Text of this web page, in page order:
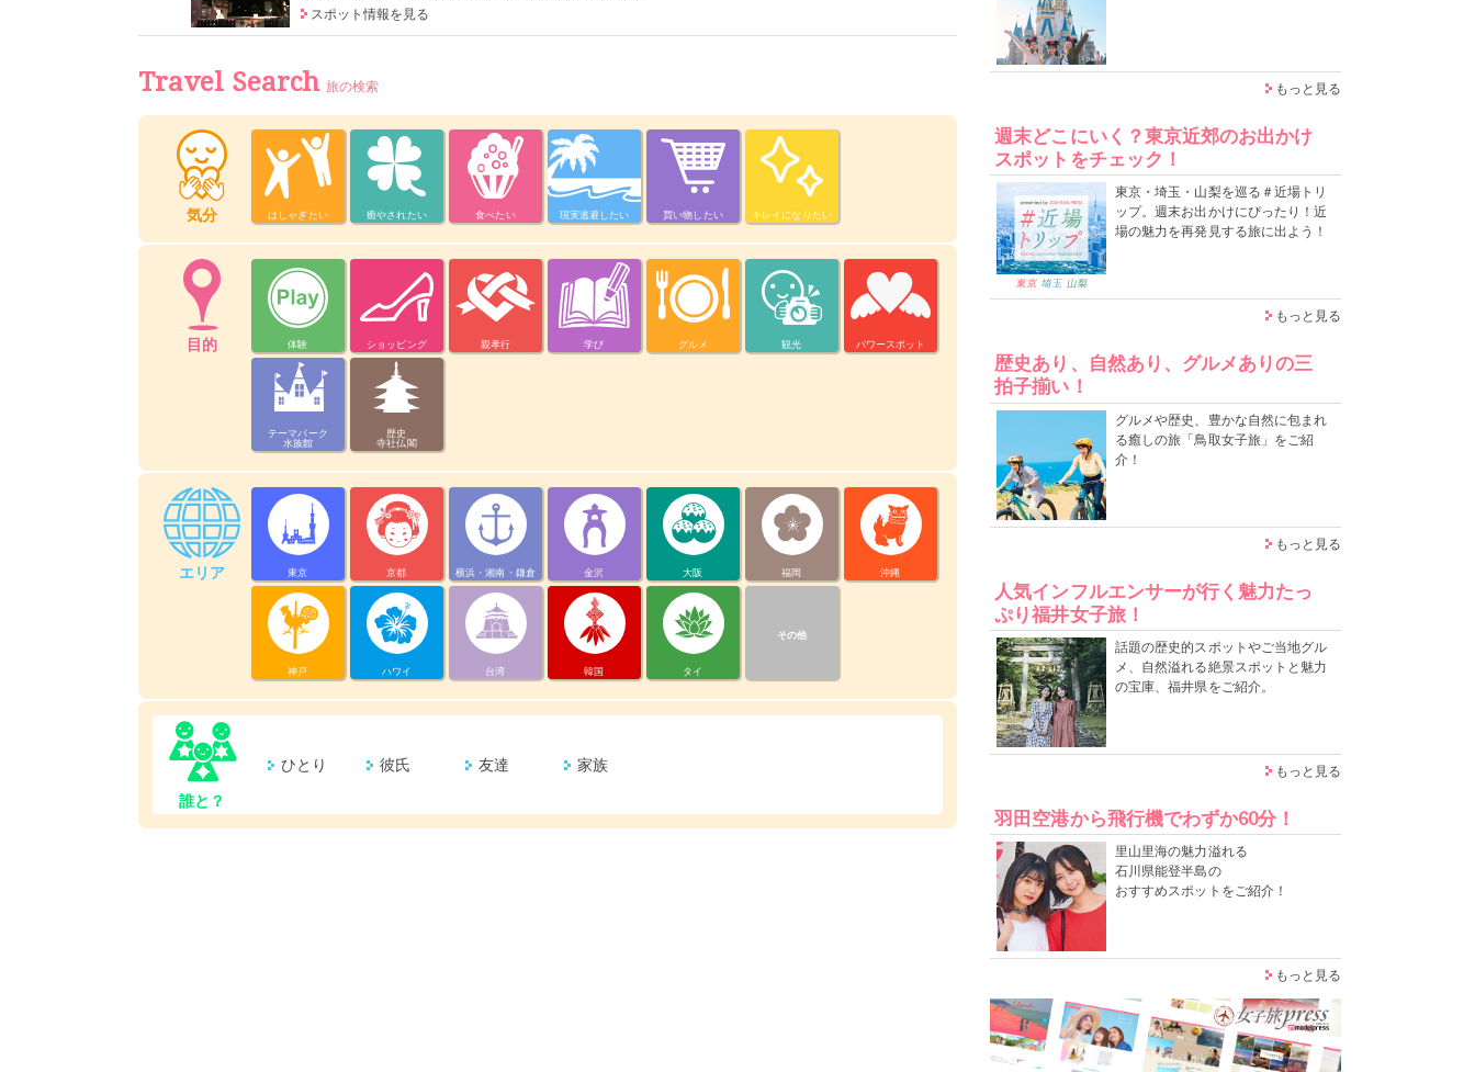
スポット情報を見る
Travel Search 旅の検索
気分 はしゃぎたい 癒やされたい 食べたい 現実逃避したい 買い物したい キレイになりたい
目的 体験 ショッピング 親孝行 学び グルメ 観光 パワースポット
テーマパーク
水族館
歴史
寺社仏閣
エリア 東京 京都 横浜・湘南・鎌倉 金沢 大阪 福岡 沖縄
神戸 ハワイ 台湾 韓国 タイ
その他
誰と？
ひとり 彼氏 友達 家族
もっと見る
週末どこにいく？東京近郊のお出かけ
スポットをチェック！
東京・埼玉・山梨を巡る＃近場トリ
ップ。週末お出かけにぴったり！近
場の魅力を再発見する旅に出よう！
もっと見る
歴史あり、自然あり、グルメありの三
拍子揃い！
グルメや歴史、豊かな自然に包まれ
る癒しの旅「鳥取女子旅」をご紹
介！
もっと見る
人気インフルエンサーが行く魅力たっ
ぷり福井女子旅！
話題の歴史的スポットやご当地グル
メ、自然溢れる絶景スポットと魅力
の宝庫、福井県をご紹介。
もっと見る
羽田空港から飛行機でわずか60分！
里山里海の魅力溢れる
石川県能登半島の
おすすめスポットをご紹介！
もっと見る